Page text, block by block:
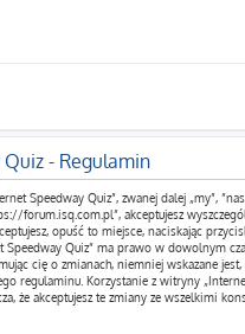
- Regulamin
Speedway Quiz”, zwanej dalej „my”,
forum.isq.com.pl”, akceptujesz
opuść to miejsce, naciskając
Quiz” ma prawo w dowolnym
cię o zmianach, niemniej wskazane
regulaminu. Korzystanie z witryny
że akceptujesz te zmiany ze wszelkimi